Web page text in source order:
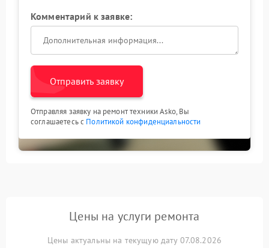
Комментарий к заявке:
Отправить заявку
Отправляя заявку на ремонт техники Asko, Вы
соглашаетесь с Политикой конфиденциальности
Цены на услуги ремонта
Цены актуальны на текущую дату 07.08.2026